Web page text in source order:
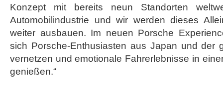
Konzept mit bereits neun Standorten
Automobilindustrie und wir werden dieses
weiter ausbauen. Im neuen Porsche
sich Porsche-Enthusiasten aus Japan und der
vernetzen und emotionale Fahrerlebnisse in
genießen.“